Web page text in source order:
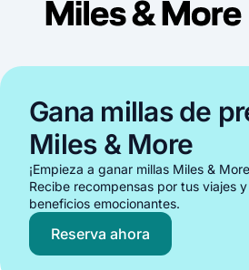
Gana millas de
Miles & More
¡Empieza a ganar millas Miles &
Recibe recompensas por tus viajes
beneficios emocionantes.
Reserva ahora